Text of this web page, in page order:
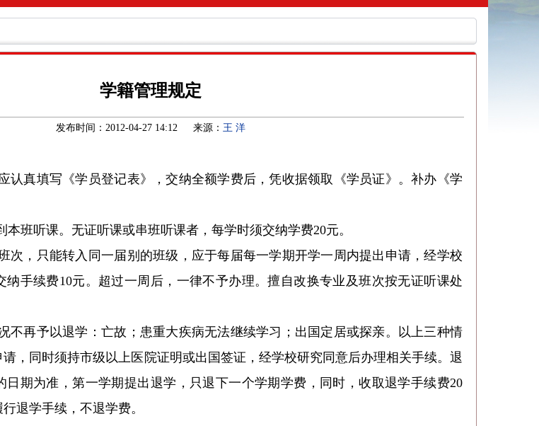
学籍管理规定
发布时间：2012-04-27 14:12 来源： 王 洋
认真填写《学员登记表》，交纳全额学费后，凭收据领取《学员证》。补办《学
本班听课。无证听课或串班听课者，每学时须交纳学费20元。
次，只能转入同一届别的班级，应于每届每一学期开学一周内提出申请，经学校
纳手续费10元。超过一周后，一律不予办理。擅自改换专业及班次按无证听课处
不再予以退学：亡故；患重大疾病无法继续学习；出国定居或探亲。以上三种情
，同时须持市级以上医院证明或出国签证，经学校研究同意后办理相关手续。退
日期为准，第一学期提出退学，只退下一个学期学费，同时，收取退学手续费20
退学手续，不退学费。